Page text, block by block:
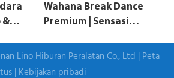
&
Wahana Break Dance
Premium | Sensasi
Untuk Taman Hiburan |
LINO
Lino Hiburan Peralatan Co., Ltd | Peta
| Kebijakan pribadi